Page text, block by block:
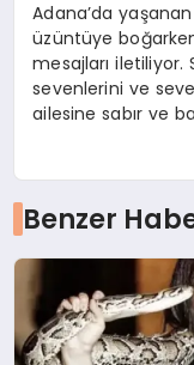
Adana’da
üzüntüye
mesajları iletiliyor.
sevenlerini ve
ailesine sabır ve
Benzer